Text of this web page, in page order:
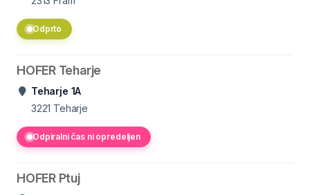
Odprto
HOFER Teharje
Teharje 1A
3221 Teharje
Odpiralni čas ni opredeljen
HOFER Ptuj